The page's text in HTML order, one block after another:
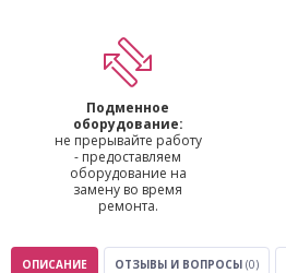
Подменное
оборудование:
не прерывайте работу
- предоставляем
оборудование на
замену во время
ремонта.
ОПИСАНИЕ ОТЗЫВЫ И ВОПРОСЫ (0)